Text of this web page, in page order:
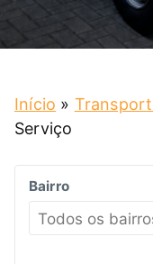
Início »
Serviço
Bairro